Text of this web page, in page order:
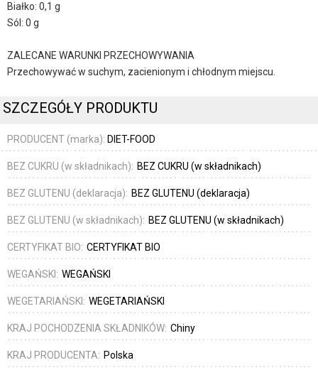
Białko: 0,1 g
Sól: 0 g
ZALECANE WARUNKI PRZECHOWYWANIA
Przechowywać w suchym, zacienionym i chłodnym miejscu.
SZCZEGÓŁY PRODUKTU
PRODUCENT (marka): DIET-FOOD
BEZ CUKRU (w składnikach): BEZ CUKRU (w składnikach)
BEZ GLUTENU (deklaracja): BEZ GLUTENU (deklaracja)
BEZ GLUTENU (w składnikach): BEZ GLUTENU (w składnikach)
CERTYFIKAT BIO: CERTYFIKAT BIO
WEGAŃSKI: WEGAŃSKI
WEGETARIAŃSKI: WEGETARIAŃSKI
KRAJ POCHODZENIA SKŁADNIKÓW: Chiny
KRAJ PRODUCENTA: Polska